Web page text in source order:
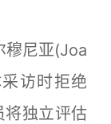
尼亚(Joa
访时拒绝
将独立评估